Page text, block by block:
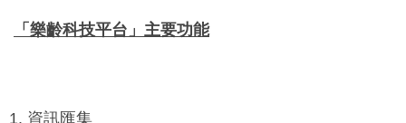
「樂齡科技平台」主要功能
資訊匯集